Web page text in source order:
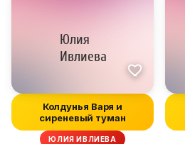
Колдунья Варя и
сиреневый туман
ЮЛИЯ ИВЛИЕВА